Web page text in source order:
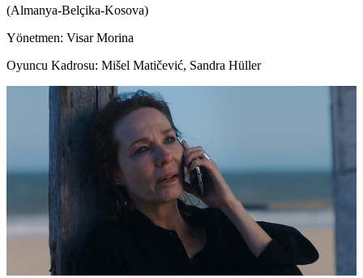
(Almanya-Belçika-Kosova)
Yönetmen: Visar Morina
Oyuncu Kadrosu: Mišel Matičević, Sandra Hüller